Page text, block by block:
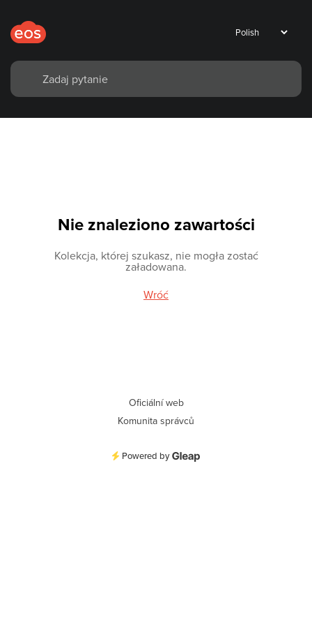
Nie znaleziono zawartości
Kolekcja, której szukasz, nie mogła zostać
załadowana.
Wróć
Oficiální web
Komunita správců
Powered by